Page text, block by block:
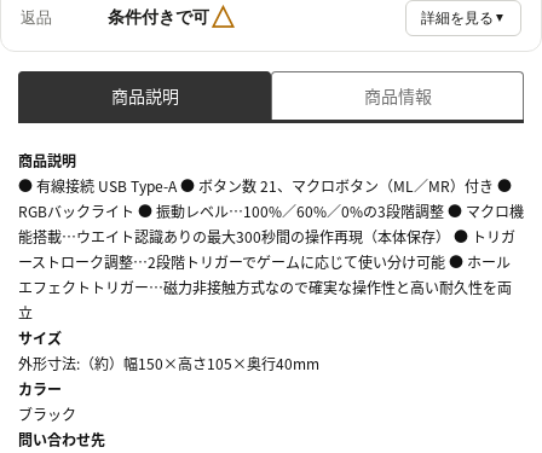
返品 条件付きで可△ 詳細を見る ▼
商品説明 商品情報
商品説明
● 有線接続 USB Type-A ● ボタン数 21、マクロボタン（ML／MR）付き ●
RGBバックライト ● 振動レベル…100%／60%／0%の3段階調整 ● マクロ機
能搭載…ウエイト認識ありの最大300秒間の操作再現（本体保存） ● トリガ
ーストローク調整…2段階トリガーでゲームに応じて使い分け可能 ● ホール
エフェクトトリガー…磁力非接触方式なので確実な操作性と高い耐久性を両
立
サイズ
外形寸法:（約）幅150×高さ105×奥行40mm
カラー
ブラック
問い合わせ先